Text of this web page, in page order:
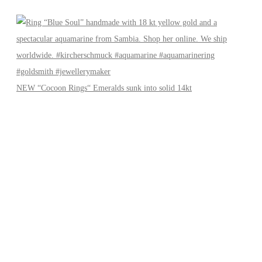
NEW “Cocoon Rings“ Emeralds sunk into solid 14kt